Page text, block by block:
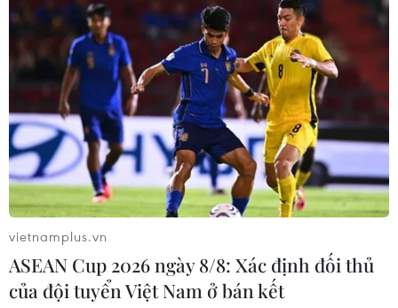
DUP ủng hộ Chính phủ thiểu số của Thủ
tướng Anh Theresa May
11/06/2017 00:05
Đảng Hợp nhất Dân chủ (DUP - đảng chính trị lớn nhất
Bắc Ireland) đã nhất trí ủng hộ Chính phủ thiểu số của
Thủ tướng Theresa May tại Quốc hội một cách không
chính thức.
vietnamplus.vn
ASEAN Cup 2026 ngày 8/8: Xác định đối thủ
của đội tuyển Việt Nam ở bán kết